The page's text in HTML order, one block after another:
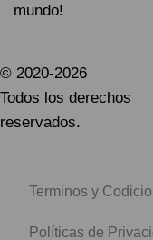
mundo!
© 2020-2026
Todos los derechos
reservados.
Terminos y
Políticas de